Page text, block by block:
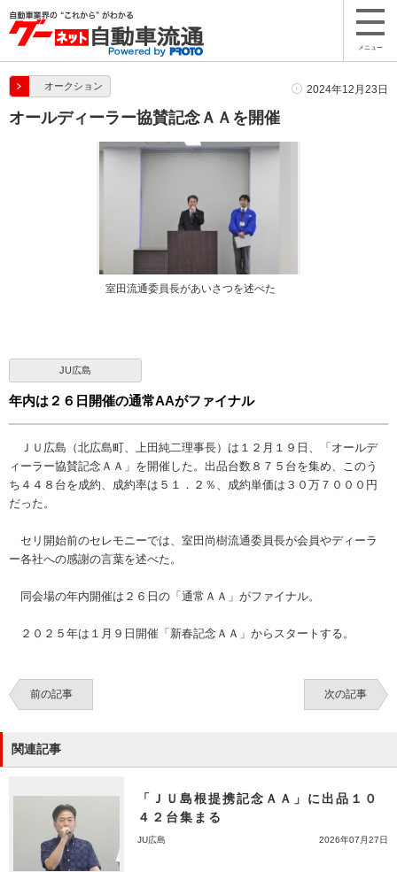
メニュー
オークション 2024年12月23日
オールディーラー協賛記念ＡＡを開催
室田流通委員長があいさつを述べた
JU広島
年内は２６日開催の通常AAがファイナル
ＪＵ広島（北広島町、上田純二理事長）は１２月１９日、「オールデ
ィーラー協賛記念ＡＡ」を開催した。出品台数８７５台を集め、このう
ち４４８台を成約、成約率は５１．２％、成約単価は３０万７０００円
だった。
セリ開始前のセレモニーでは、室田尚樹流通委員長が会員やディーラ
ー各社への感謝の言葉を述べた。
同会場の年内開催は２６日の「通常ＡＡ」がファイナル。
２０２５年は１月９日開催「新春記念ＡＡ」からスタートする。
前の記事 次の記事
関連記事
「ＪＵ島根提携記念ＡＡ」に出品１０
４２台集まる
JU広島 2026年07月27日